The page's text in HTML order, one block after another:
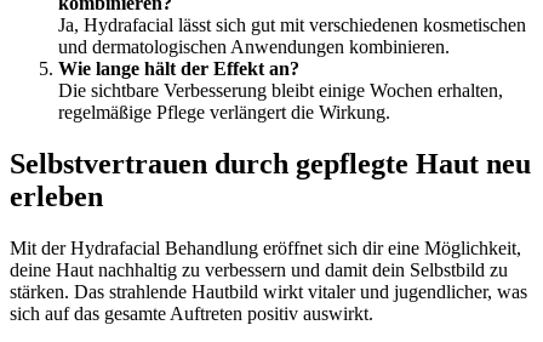
Ja, Hydrafacial lässt sich gut mit verschiedenen kosmetischen
und dermatologischen Anwendungen kombinieren.
Wie lange hält der Effekt an?
Die sichtbare Verbesserung bleibt einige Wochen erhalten,
regelmäßige Pflege verlängert die Wirkung.
Selbstvertrauen durch gepflegte Haut neu
erleben
Mit der Hydrafacial Behandlung eröffnet sich dir eine Möglichkeit,
deine Haut nachhaltig zu verbessern und damit dein Selbstbild zu
stärken. Das strahlende Hautbild wirkt vitaler und jugendlicher, was
sich auf das gesamte Auftreten positiv auswirkt.